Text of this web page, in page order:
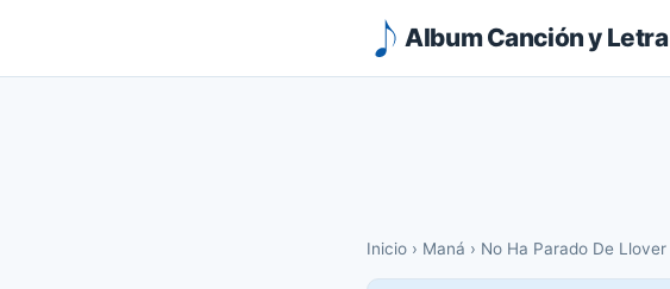
Album Canción y Letra
Inicio › Maná › No Ha Parado De Llover